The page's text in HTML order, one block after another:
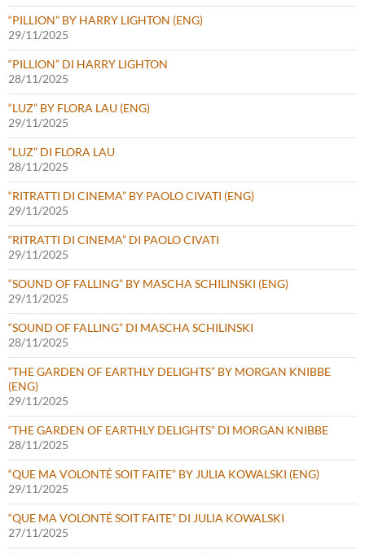
“PILLION” BY HARRY LIGHTON (ENG)
29/11/2025
“PILLION” DI HARRY LIGHTON
28/11/2025
“LUZ” BY FLORA LAU (ENG)
29/11/2025
“LUZ” DI FLORA LAU
28/11/2025
“RITRATTI DI CINEMA” BY PAOLO CIVATI (ENG)
29/11/2025
“RITRATTI DI CINEMA” DI PAOLO CIVATI
29/11/2025
“SOUND OF FALLING” BY MASCHA SCHILINSKI (ENG)
29/11/2025
“SOUND OF FALLING” DI MASCHA SCHILINSKI
28/11/2025
“THE GARDEN OF EARTHLY DELIGHTS” BY MORGAN KNIBBE
(ENG)
29/11/2025
“THE GARDEN OF EARTHLY DELIGHTS” DI MORGAN KNIBBE
28/11/2025
“QUE MA VOLONTÉ SOIT FAITE” BY JULIA KOWALSKI (ENG)
29/11/2025
“QUE MA VOLONTÉ SOIT FAITE” DI JULIA KOWALSKI
27/11/2025